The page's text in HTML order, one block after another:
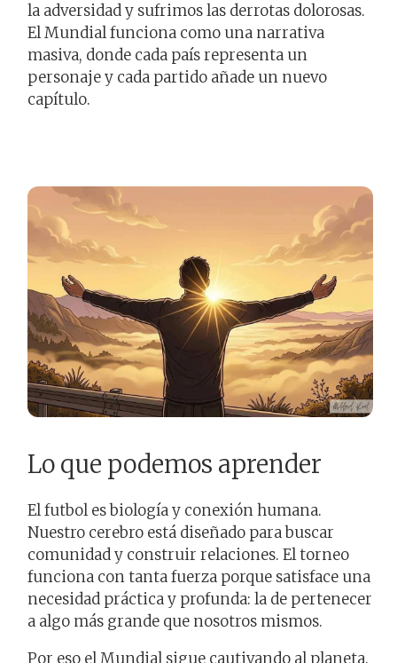
la adversidad y sufrimos las derrotas dolorosas.
El Mundial funciona como una narrativa
masiva, donde cada país representa un
personaje y cada partido añade un nuevo
capítulo.
Lo que podemos aprender
El futbol es biología y conexión humana.
Nuestro cerebro está diseñado para buscar
comunidad y construir relaciones. El torneo
funciona con tanta fuerza porque satisface una
necesidad práctica y profunda: la de pertenecer
a algo más grande que nosotros mismos.
Por eso el Mundial sigue cautivando al planeta.